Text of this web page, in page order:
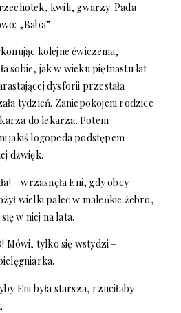
kwili, gwarzy. Pada
„Baba”.
kolejne ćwiczenia,
sobie, jak w wieku piętnastu lat
dysforii przestała
tydzień. Zaniepokojeni rodzice
do lekarza. Potem
jakiś logopeda podstępem
dźwięk.
– wrzasnęła Eni, gdy obcy
wielki palec w maleńkie żebro,
w niej na lata.
Mówi, tylko się wstydzi –
Eni była starsza, rzuciłaby